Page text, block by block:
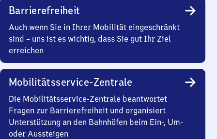
Barrierefreiheit
Auch wenn Sie in Ihrer Mobilität eingeschränkt
sind – uns ist es wichtig, dass Sie gut Ihr Ziel
erreichen
Mobilitätsservice-Zentrale
Die Mobilitätsservice-Zentrale beantwortet
Fragen zur Barrierefreiheit und organisiert
Unterstützung an den Bahnhöfen beim Ein-, Um-
oder Aussteigen